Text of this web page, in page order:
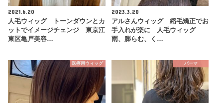
2021.6.20
人毛ウィッグ トーンダウンとカ
ットでイメージチェンジ 東京江
東区亀戸美容…
2023.3.20
アルさんウィッグ 縮毛矯正でお
手入れが楽に 人毛ウィッグ
雨、膨らむ、く…
医療用ウィッグ パーマ